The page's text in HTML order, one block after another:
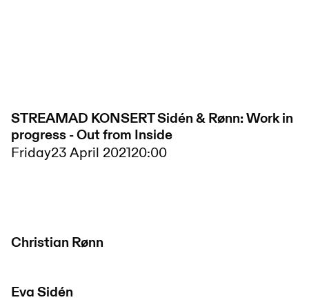
STREAMAD KONSERT Sidén & Rønn: Work in
progress - Out from Inside
Friday23 April 202120:00
Christian Rønn
Eva Sidén